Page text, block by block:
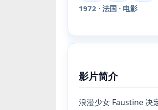
1972 · 法国 · 电影
影片简介
浪漫少女 Faustine 决